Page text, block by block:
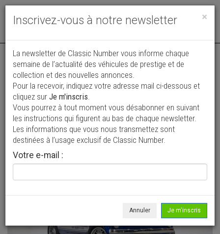
Toggle
Annonce actualisée le 01/07/2026 ( il y a 37 jours )
Fiat 500 Abarth 695
19 990 €
1965 Découvrable 2 522 km
×
Inscrivez-vous à notre newsletter
La newsletter de Classic Number vous informe chaque
semaine de l’actualité des véhicules de prestige et de
collection et des nouvelles annonces.
Pour la recevoir, indiquez votre adresse mail ci-dessous et
cliquez sur Je m'inscris.
Vous pourrez à tout moment vous désabonner en suivant
les instructions qui figurent au bas de chaque newsletter.
Les informations que vous nous transmettez sont
destinées à l’usage exclusif de Classic Number.
Votre e-mail :
Annuler Je m'inscris